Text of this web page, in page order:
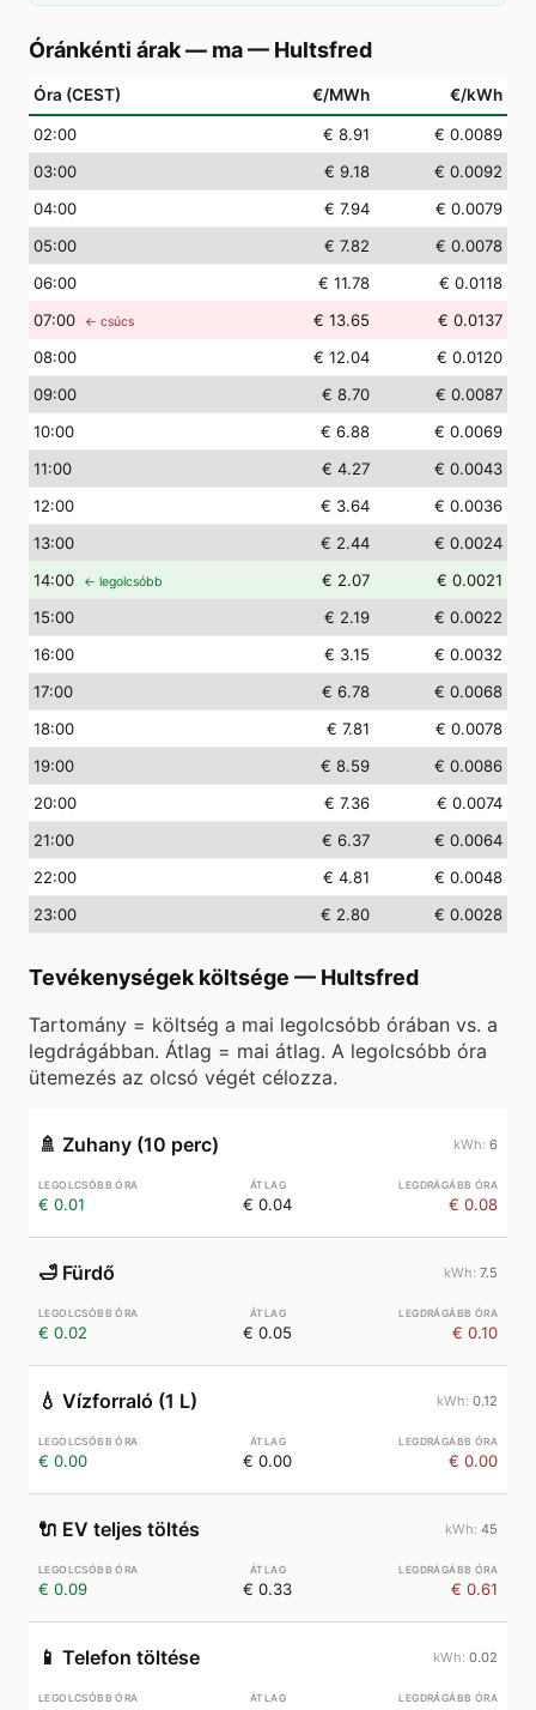
Óránkénti árak — ma— Hultsfred
Óra (CEST) €/MWh €/kWh
02:00 € 8.91
€ 0.0089
03:00 € 9.18
€ 0.0092
04:00 € 7.94
€ 0.0079
05:00 € 7.82
€ 0.0078
06:00 € 11.78
€ 0.0118
07:00 ← csúcs € 13.65
€ 0.0137
08:00 € 12.04
€ 0.0120
09:00 € 8.70
€ 0.0087
10:00 € 6.88
€ 0.0069
11:00 € 4.27
€ 0.0043
12:00 € 3.64
€ 0.0036
13:00 € 2.44
€ 0.0024
14:00 ← legolcsóbb € 2.07
€ 0.0021
15:00 € 2.19
€ 0.0022
16:00 € 3.15
€ 0.0032
17:00 € 6.78
€ 0.0068
18:00 € 7.81
€ 0.0078
19:00 € 8.59
€ 0.0086
20:00 € 7.36
€ 0.0074
21:00 € 6.37
€ 0.0064
22:00 € 4.81
€ 0.0048
23:00 € 2.80 € 0.0028
Tevékenységek költsége — Hultsfred
Tartomány = költség a mai legolcsóbb órában vs. a
legdrágábban. Átlag = mai átlag. A legolcsóbb óra
ütemezés az olcsó végét célozza.
🚿 Zuhany (10 perc) 6
€ 0.01 € 0.04 € 0.08
🛁 Fürdő 7.5
€ 0.02 € 0.05 € 0.10
💧 Vízforraló (1 L) 0.12
€ 0.00 € 0.00 € 0.00
🔌 EV teljes töltés 45
€ 0.09 € 0.33 € 0.61
📱 Telefon töltése 0.02